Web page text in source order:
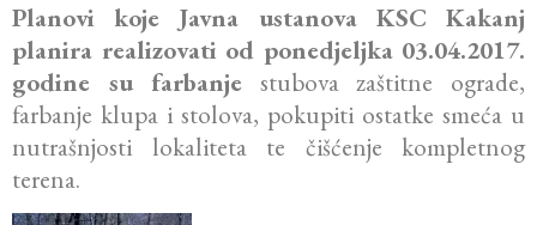
Planovi koje Javna ustanova KSC Kakanj
planira realizovati od ponedjeljka 03.04.2017.
godine su farbanje stubova zaštitne ograde,
farbanje klupa i stolova, pokupiti ostatke smeća u
nutrašnjosti lokaliteta te čišćenje kompletnog
terena.